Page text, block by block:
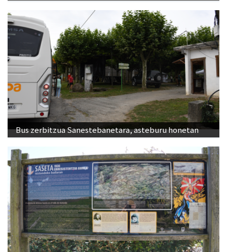
Bus zerbitzua Sanestebanetara, asteburu honetan